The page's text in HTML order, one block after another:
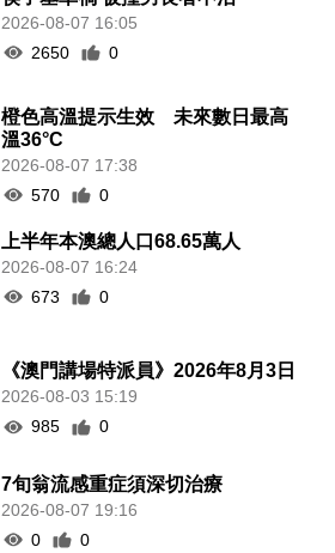
2026-08-07 16:05
2650
0
橙色高溫提示生效 未來數日最高
溫36°C
2026-08-07 17:38
570
0
上半年本澳總人口68.65萬人
2026-08-07 16:24
673
0
《澳門講場特派員》2026年8月3日
2026-08-03 15:19
985
0
7旬翁流感重症須深切治療
2026-08-07 19:16
0
0